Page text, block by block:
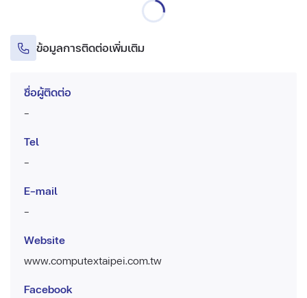
ข้อมูลการติดต่อเพิ่มเติม
ชื่อผู้ติดต่อ
-
Tel
-
E-mail
-
Website
www.computextaipei.com.tw
Facebook